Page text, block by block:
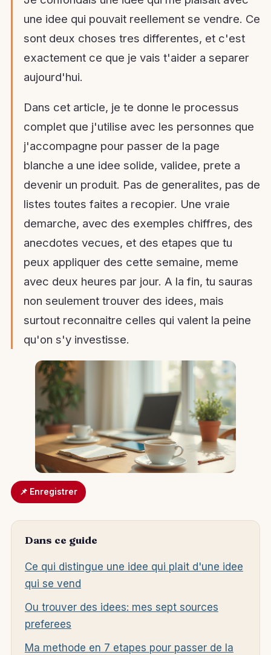
une idee qui pouvait reellement se vendre. Ce
sont deux choses tres differentes, et c'est
exactement ce que je vais t'aider a separer
aujourd'hui.
Dans cet article, je te donne le processus
complet que j'utilise avec les personnes que
j'accompagne pour passer de la page
blanche a une idee solide, validee, prete a
devenir un produit. Pas de generalites, pas de
listes toutes faites a recopier. Une vraie
demarche, avec des exemples chiffres, des
anecdotes vecues, et des etapes que tu
peux appliquer des cette semaine, meme
avec deux heures par jour. A la fin, tu sauras
non seulement trouver des idees, mais
surtout reconnaitre celles qui valent la peine
qu'on s'y investisse.
📌 Enregistrer
Dans ce guide
Ce qui distingue une idee qui plait d'une idee
qui se vend
Ou trouver des idees: mes sept sources
preferees
Ma methode en 7 etapes pour passer de la